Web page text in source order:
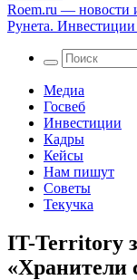
Roem.ru — новости
Рунета.
Медиа
Госвеб
Инвестиции
Кадры
Кейсы
Нам пишут
Советы
Текучка
IT-Territory
«Хранители